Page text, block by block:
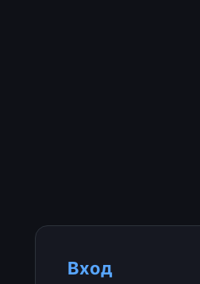
Вход